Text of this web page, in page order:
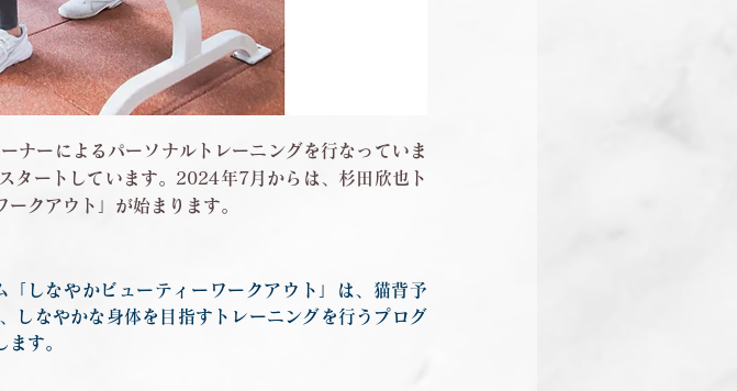
ナーによるパーソナルトレーニングを行なっていま
タートしています。2024年7月からは、杉田欣也ト
クアウト」が始まります。
しなやかビューティーワークアウト」は、猫背予
しなやかな身体を目指すトレーニングを行うプログ
す。